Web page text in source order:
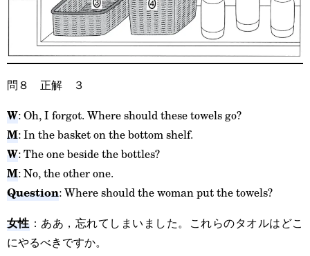
問８ 正解 ３
W: Oh, I forgot. Where should these towels go?
M: In the basket on the bottom shelf.
W: The one beside the bottles?
M: No, the other one.
Question: Where should the woman put the towels?
女性：ああ，忘れてしまいました。これらのタオルはどこ
にやるべきですか。